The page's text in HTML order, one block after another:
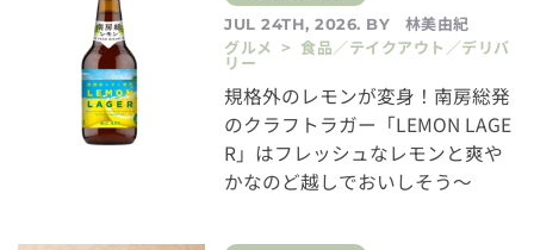
JUL 24TH, 2026. BY
林美由紀
グルメ > 食品／テイクアウト／デリバ
リー
規格外のレモンが変身！南房総発
のクラフトラガー「LEMON LAGE
R」はフレッシュなレモンと爽や
かなのど越しでおいしそう～